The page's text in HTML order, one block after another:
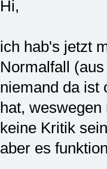
Hi,
ich hab's jetzt
Normalfall
niemand da ist
hat,
keine Kritik
aber es